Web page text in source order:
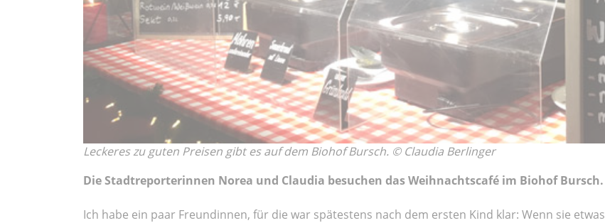
Leckeres zu guten Preisen gibt es auf dem Biohof Bursch. © Claudia Berlinger
Die Stadtreporterinnen Norea und Claudia besuchen das Weihnachtscafé im Biohof Bursch.
Ich habe ein paar Freundinnen, für die war spätestens nach dem ersten Kind klar: Wenn sie etwas